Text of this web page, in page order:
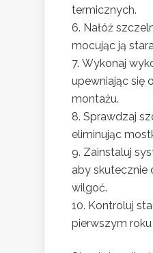
termicznych.
Nałóż
mocując ją
Wykonaj
upewniając się
montażu.
Sprawdzaj
eliminując
Zainstaluj
aby skutecznie
wilgoć.
Kontroluj
pierwszym